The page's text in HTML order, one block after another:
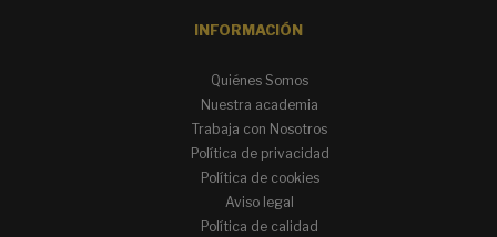
INFORMACIÓN
Quiénes Somos
Nuestra academia
Trabaja con Nosotros
Política de privacidad
Política de cookies
Aviso legal
Política de calidad